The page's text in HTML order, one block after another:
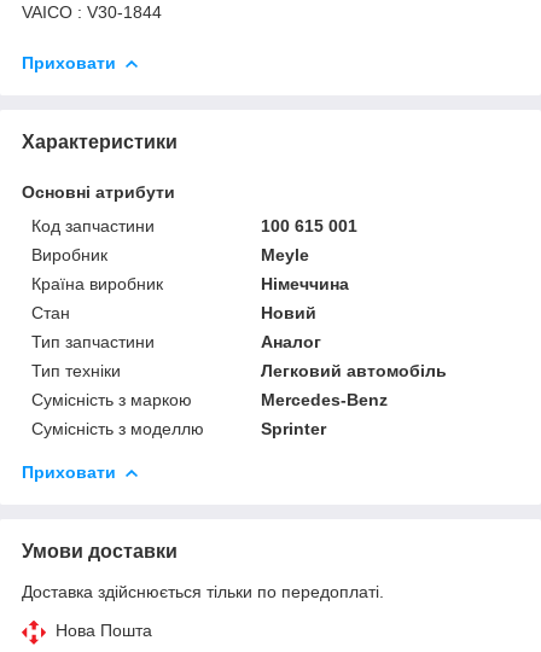
VAICO : V30-1844
Приховати
Характеристики
Основні атрибути
Код запчастини
100 615 001
Виробник
Meyle
Країна виробник
Німеччина
Стан
Новий
Тип запчастини
Аналог
Тип техніки
Легковий автомобіль
Сумісність з маркою
Mercedes-Benz
Сумісність з моделлю
Sprinter
Приховати
Умови доставки
Доставка здійснюється тільки по передоплаті.
Нова Пошта